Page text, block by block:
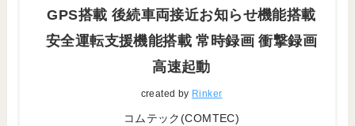
GPS搭載 後続車両接近お知らせ機能搭載
安全運転支援機能搭載 常時録画 衝撃録画
高速起動
created by Rinker
コムテック(COMTEC)